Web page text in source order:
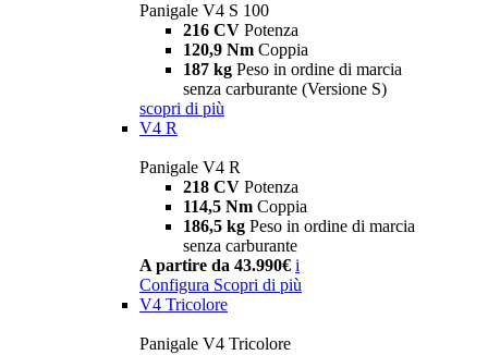
Panigale V4 S 100
216 CV Potenza
120,9 Nm Coppia
187 kg Peso in ordine di marcia
senza carburante (Versione S)
scopri di più
V4 R
Panigale V4 R
218 CV Potenza
114,5 Nm Coppia
186,5 kg Peso in ordine di marcia
senza carburante
A partire da 43.990€ i
Configura Scopri di più
V4 Tricolore
Panigale V4 Tricolore